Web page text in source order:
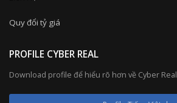
Quy đổi tỷ giá
PROFILE CYBER REAL
Download profile để hiểu rõ hơn về Cyber Real